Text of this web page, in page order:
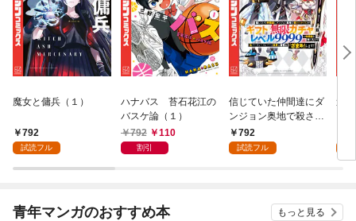
魔女と傭兵（１）
792
試読フル
ハナバス 苔石花江の
バスケ論（１）
792
110
割引
信じていた仲間達にダ
ンジョン奥地で殺され
かけたがギフト『無限
ガチャ』でレベル９９
『ざまぁ！』します！
792
試読フル
追
強
～
（
青年マンガのおすすめ本 もっと見る